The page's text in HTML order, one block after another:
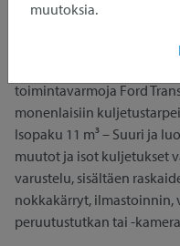
Autojen nouto ja palautus
Pakettiautomme ovat
toimintavarmoja Ford
monenlaisiin
Isopaku 11 m³ – Suuri ja
muutot ja isot kuljetukset
varustelu, sisältäen
nokkakärryt, ilmastoinnin,
peruutustutkan tai -
muutoksia.